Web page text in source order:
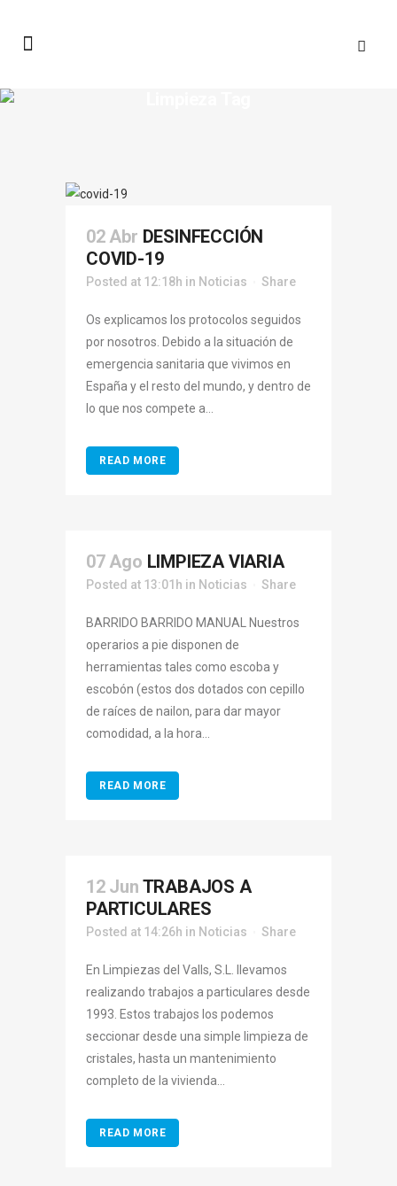
02 Abr DESINFECCIÓN
COVID-19
Posted at 12:18h in Noticias Share
Os explicamos los protocolos seguidos
por nosotros. Debido a la situación de
emergencia sanitaria que vivimos en
España y el resto del mundo, y dentro de
lo que nos compete a...
READ MORE
07 Ago LIMPIEZA VIARIA
Posted at 13:01h in Noticias Share
BARRIDO BARRIDO MANUAL Nuestros
operarios a pie disponen de
herramientas tales como escoba y
escobón (estos dos dotados con cepillo
de raíces de nailon, para dar mayor
comodidad, a la hora...
READ MORE
12 Jun TRABAJOS A
PARTICULARES
Posted at 14:26h in Noticias Share
En Limpiezas del Valls, S.L. llevamos
realizando trabajos a particulares desde
1993. Estos trabajos los podemos
seccionar desde una simple limpieza de
cristales, hasta un mantenimiento
completo de la vivienda...
READ MORE